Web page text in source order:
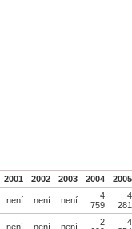
2001 2002 2003 2004
2005
není není není
4
759
4
281
není není není
2
4